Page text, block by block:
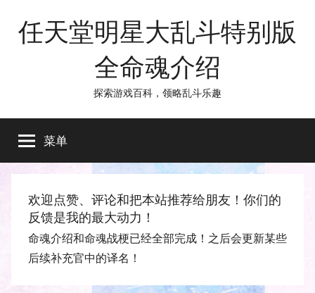
任天堂明星大乱斗特别版
全命魂介绍
探索游戏百科，领略乱斗乐趣
菜单
欢迎点赞、评论和把本站推荐给朋友！你们的
反馈是我的最大动力！
命魂介绍和命魂战梗已经全部完成！之后会更新某些
后续补充官中的译名！